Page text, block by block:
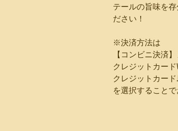
テールの旨味を
ださい！
※決済方法は
【コンビニ決済
クレジットカード
クレジットカード
を選択することで